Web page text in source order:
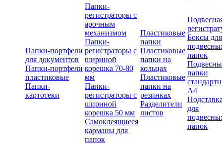
Папки-портфели
для документов
Папки-портфели
пластиковые
Папки-
картотеки
Папки-
регистраторы с
арочным
механизмом
Папки-
регистраторы с
шириной
корешка 70-80
мм
Папки-
регистраторы с
шириной
корешка 50 мм
Самоклеящиеся
карманы для
папок
Пластиковые
папки
Пластиковые
папки на
кольцах
Пластиковые
папки на
резинках
Разделители
листов
Боксы для
папок
папки
А4
для
папок